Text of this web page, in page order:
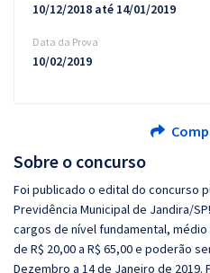
Sobre o concurso
Foi publicado o edital do concurso
Previdência Municipal de Jandira/
cargos de nível fundamental,
de R$ 20,00 a R$ 65,00 e poderão
Dezembro a 14 de Janeiro de 2019.
10/12/2018 até 14/01/2019
Data da Prova
10/02/2019